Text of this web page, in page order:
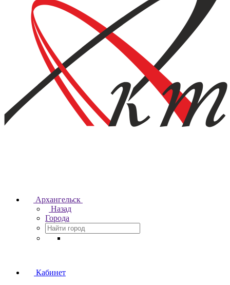
Архангельск
Назад
Города
Кабинет